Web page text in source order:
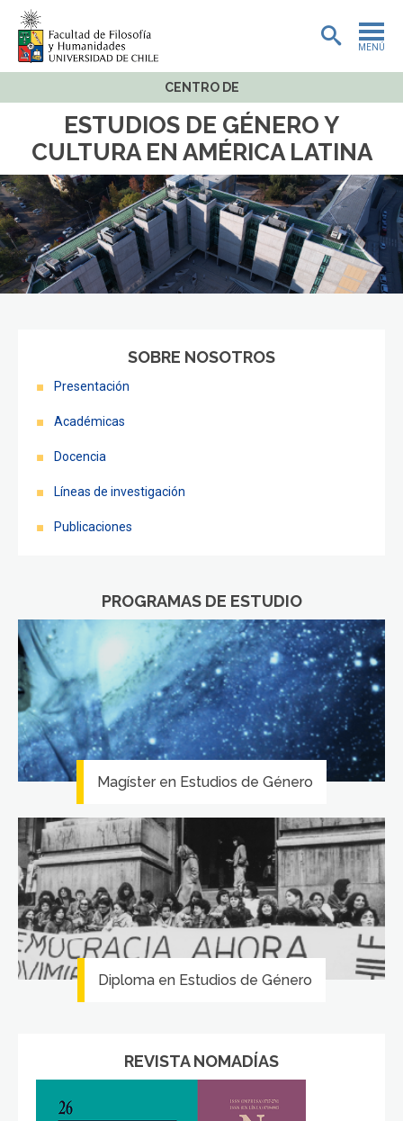
MENÚ
PORTADA
ADMISIÓN
PREGRADO
POSTGRADO
INVESTIGACIÓN
EXTENSIÓN
Estudiantes
Académicos
CENTRO DE
ESTUDIOS DE GÉNERO Y
CULTURA EN AMÉRICA LATINA
SOBRE NOSOTROS
Presentación
Académicas
Docencia
Líneas de investigación
Publicaciones
PROGRAMAS DE ESTUDIO
Magíster en Estudios de Género
Diploma en Estudios de Género
REVISTA NOMADÍAS